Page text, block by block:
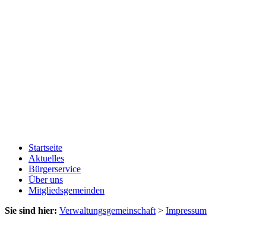
Startseite
Aktuelles
Bürgerservice
Über uns
Mitgliedsgemeinden
Sie sind hier: Verwaltungsgemeinschaft > Impressum